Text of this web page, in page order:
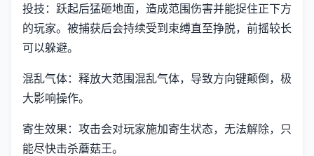
投技：跃起后猛砸地面，造成范围伤害并能捉住正下方
的玩家。被捕获后会持续受到束缚直至挣脱，前摇较长
可以躲避。
混乱气体：释放大范围混乱气体，导致方向键颠倒，极
大影响操作。
寄生效果：攻击会对玩家施加寄生状态，无法解除，只
能尽快击杀蘑菇王。